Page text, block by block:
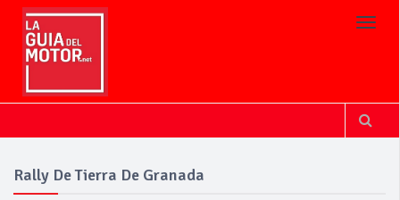
Rally De Tierra De Granada